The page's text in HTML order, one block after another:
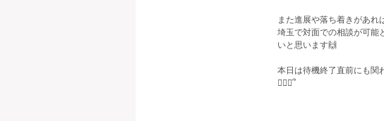
また進展や落ち着きがあれ
埼玉で対面での相談が可能
いと思います🙌
本日は待機終了直前にも関
🙇🏻‍♀️՞